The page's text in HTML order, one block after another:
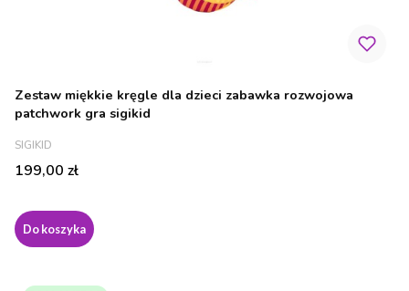
Zestaw miękkie kręgle dla dzieci zabawka rozwojowa
patchwork gra sigikid
PRODUCENT
SIGIKID
Cena
199,00 zł
Do koszyka